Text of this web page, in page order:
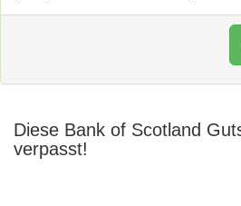
Diese Bank of Scotland
verpasst!